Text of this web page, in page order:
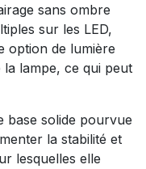
sans ombre
sur les LED,
option de lumière
lampe, ce qui peut
base solide pourvue
la stabilité et
lesquelles elle